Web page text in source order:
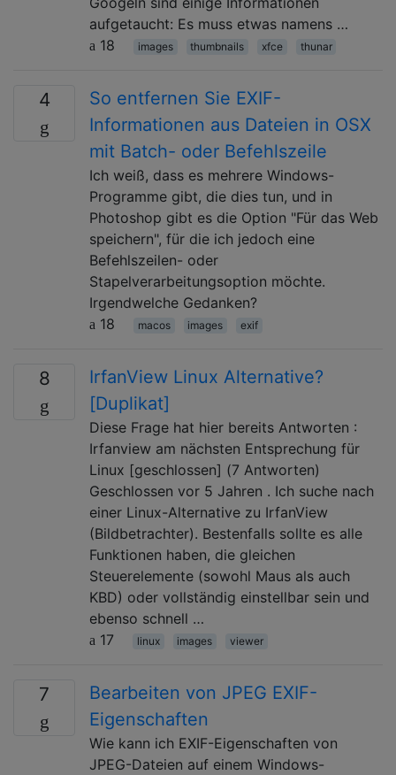
aufgetaucht: Es muss etwas namens …
18
images thumbnails xfce thunar
4
So entfernen Sie EXIF-
Informationen aus Dateien in OSX
mit Batch- oder Befehlszeile
Ich weiß, dass es mehrere Windows-
Programme gibt, die dies tun, und in
Photoshop gibt es die Option "Für das Web
speichern", für die ich jedoch eine
Befehlszeilen- oder
Stapelverarbeitungsoption möchte.
Irgendwelche Gedanken?
18
macos images exif
8
IrfanView Linux Alternative?
[Duplikat]
Diese Frage hat hier bereits Antworten :
Irfanview am nächsten Entsprechung für
Linux [geschlossen] (7 Antworten)
Geschlossen vor 5 Jahren . Ich suche nach
einer Linux-Alternative zu IrfanView
(Bildbetrachter). Bestenfalls sollte es alle
Funktionen haben, die gleichen
Steuerelemente (sowohl Maus als auch
KBD) oder vollständig einstellbar sein und
ebenso schnell …
17
linux images viewer
7
Bearbeiten von JPEG EXIF-
Eigenschaften
Wie kann ich EXIF-Eigenschaften von
JPEG-Dateien auf einem Windows-